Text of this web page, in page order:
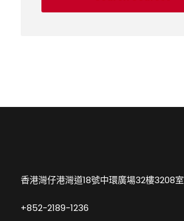
香港灣仔港灣道18號中環廣場32樓3208室
+852-2189-1236